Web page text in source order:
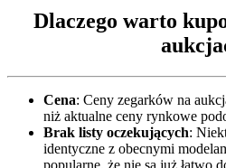
Dlaczego warto
Cena: Ceny zegarków na
niż aktualne ceny rynkowe
Brak listy oczekujących:
identyczne z obecnymi